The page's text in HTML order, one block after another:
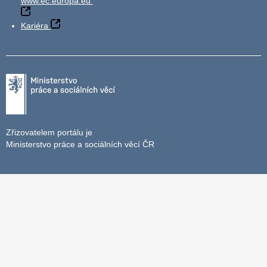
Kariéra
Zřizovatelem portálu je
Ministerstvo práce a sociálních věcí ČR